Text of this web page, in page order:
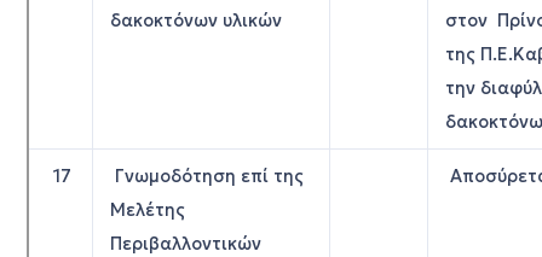
δακοκτόνων υλικών
στον
της
την
17
Γνωμοδότηση επί της
Μελέτης
Περιβαλλοντικών